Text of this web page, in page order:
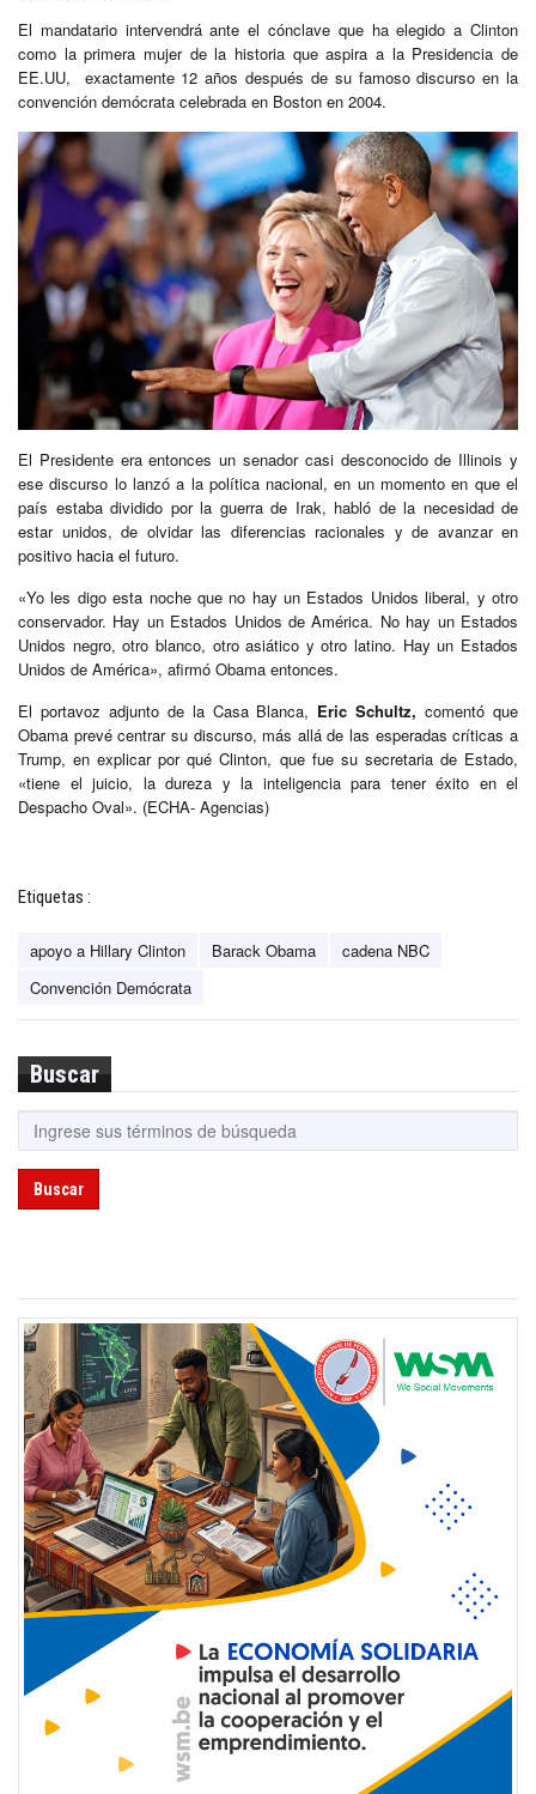
El mandatario intervendrá ante el cónclave que ha elegido a Clinton
como la primera mujer de la historia que aspira a la Presidencia de
EE.UU, exactamente 12 años después de su famoso discurso en la
convención demócrata celebrada en Boston en 2004.
El Presidente era entonces un senador casi desconocido de Illinois y
ese discurso lo lanzó a la política nacional, en un momento en que el
país estaba dividido por la guerra de Irak, habló de la necesidad de
estar unidos, de olvidar las diferencias racionales y de avanzar en
positivo hacia el futuro.
«Yo les digo esta noche que no hay un Estados Unidos liberal, y otro
conservador. Hay un Estados Unidos de América. No hay un Estados
Unidos negro, otro blanco, otro asiático y otro latino. Hay un Estados
Unidos de América», afirmó Obama entonces.
El portavoz adjunto de la Casa Blanca, Eric Schultz, comentó que
Obama prevé centrar su discurso, más allá de las esperadas críticas a
Trump, en explicar por qué Clinton, que fue su secretaria de Estado,
«tiene el juicio, la dureza y la inteligencia para tener éxito en el
Despacho Oval». (ECHA- Agencias)
Etiquetas :
apoyo a Hillary Clinton Barack Obama
cadena NBC
Convención Demócrata
Buscar
Buscar